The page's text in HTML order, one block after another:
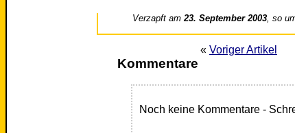
Verzapft am23. September 2003, so
« Voriger Artikel
Kommentare
Noch keine Kommentare -